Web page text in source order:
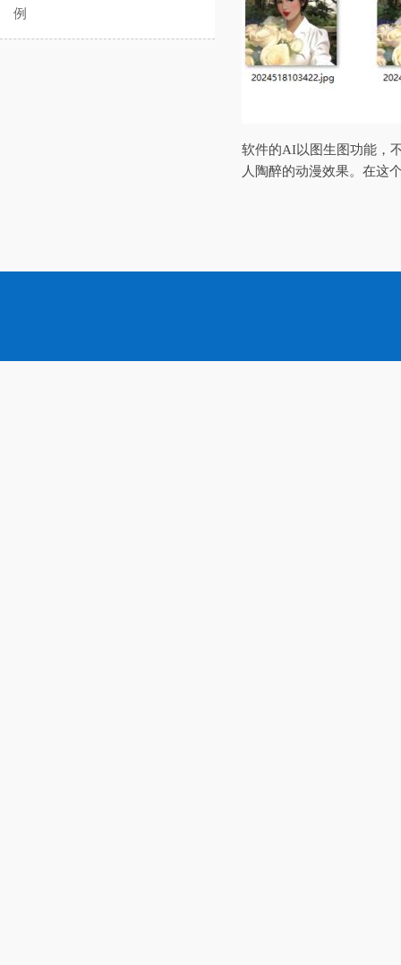
例
软件的AI以图生图功能，
人陶醉的动漫效果。在这